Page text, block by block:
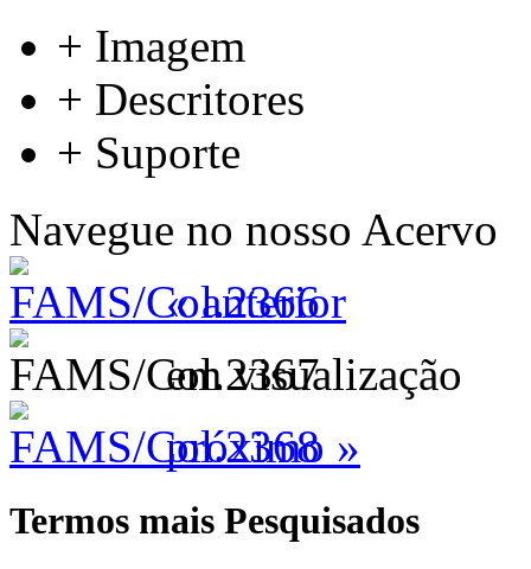
+ Imagem
+ Descritores
+ Suporte
Navegue no nosso Acervo
« anterior
em visualização
próximo »
Termos mais Pesquisados